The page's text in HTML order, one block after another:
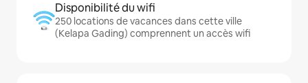
Disponibilité du wifi
250 locations de vacances dans cette ville
(Kelapa Gading) comprennent un accès wifi